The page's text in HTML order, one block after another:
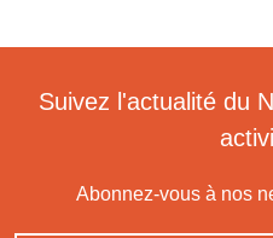
Suivez l'actualité du
Abonnez-vous à nos